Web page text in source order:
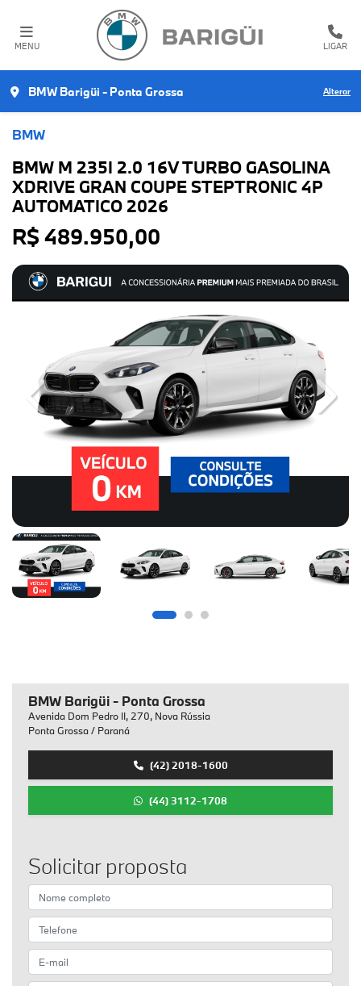
MENU LIGAR
BMW Barigüi - Ponta Grossa Alterar
BMW
BMW M 235I 2.0 16V TURBO GASOLINA
XDRIVE GRAN COUPE STEPTRONIC 4P
AUTOMATICO 2026
R$ 489.950,00
Previous Next
BMW Barigüi - Ponta Grossa
Avenida Dom Pedro II, 270, Nova Rússia
Ponta Grossa / Paraná
(42) 2018-1600
(44) 3112-1708
Solicitar proposta